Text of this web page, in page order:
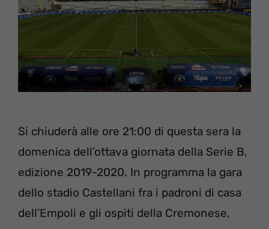
Si chiuderà alle ore 21:00 di questa sera la
domenica dell’ottava giornata della Serie B,
edizione 2019-2020. In programma la gara
dello stadio Castellani fra i padroni di casa
dell’Empoli e gli ospiti della Cremonese,